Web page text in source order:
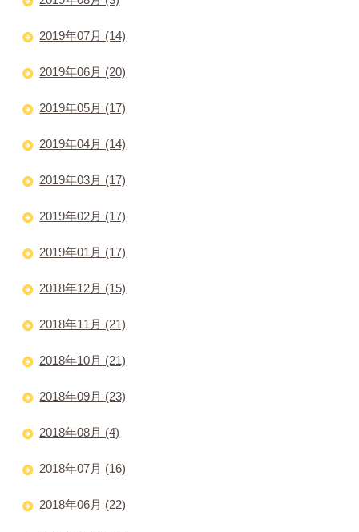
2019年07月 (14)
2019年06月 (20)
2019年05月 (17)
2019年04月 (14)
2019年03月 (17)
2019年02月 (17)
2019年01月 (17)
2018年12月 (15)
2018年11月 (21)
2018年10月 (21)
2018年09月 (23)
2018年08月 (4)
2018年07月 (16)
2018年06月 (22)